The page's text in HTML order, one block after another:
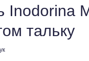
Inodorina
тальку